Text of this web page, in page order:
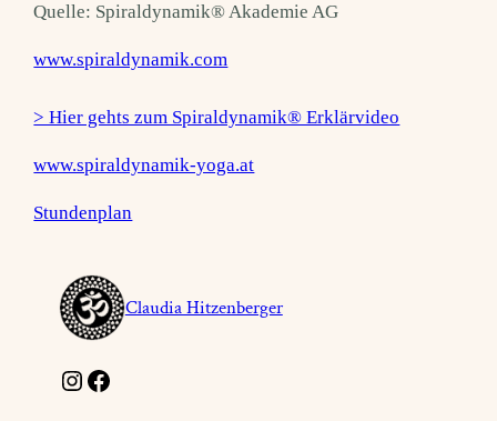
Quelle: Spiraldynamik® Akademie AG
www.spiraldynamik.com
> Hier gehts zum Spiraldynamik® Erklärvideo
www.spiraldynamik-yoga.at
Stundenplan
Claudia Hitzenberger
Instagram Facebook